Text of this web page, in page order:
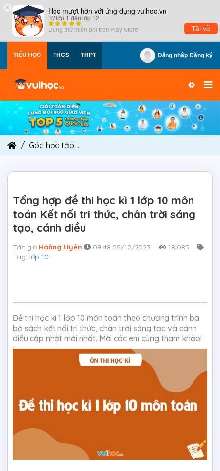
× Học mượt hơn với ứng dụng vuihoc.vn
Từ lớp 1 đến lớp 12
Dùng thử miễn phí trên Play Store Tải về
TIỂU HỌC THCS THPT Đăng nhập Đăng ký
Góc học tập
Tổng hợp đề thi học kì 1 lớp 10 môn
toán Kết nối tri thức, chân trời sáng
tạo, cánh diều
Tác giả Hoàng Uyên 09:48 05/12/2023
18,085
Tag Lớp 10
Đề thi học kì 1 lớp 10 môn toán theo chương trình ba
bộ sách kết nối tri thức, chân trời sáng tạo và cánh
diều cập nhật mới nhất. Mời các em cùng tham khảo!